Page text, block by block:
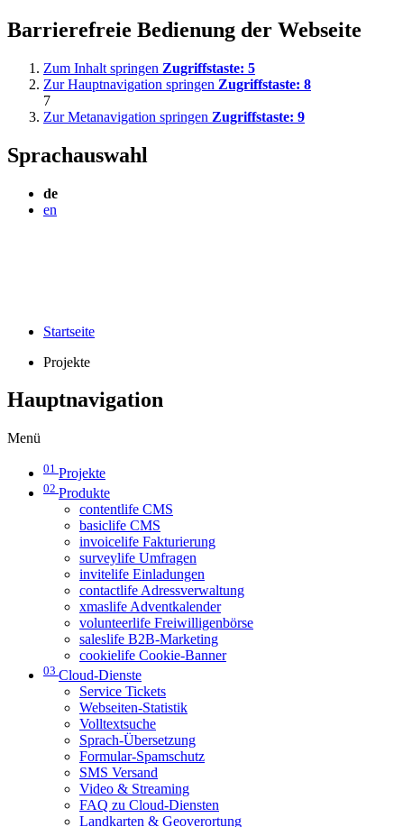
Barrierefreie Bedienung der Webseite
Zum Inhalt springen Zugriffstaste: 5
Zur Hauptnavigation springen Zugriffstaste: 8
7
Zur Metanavigation springen Zugriffstaste: 9
Sprachauswahl
de
en
Startseite
Projekte
Hauptnavigation
Menü
01 Projekte
02 Produkte
contentlife CMS
basiclife CMS
invoicelife Fakturierung
surveylife Umfragen
invitelife Einladungen
contactlife Adressverwaltung
xmaslife Adventkalender
volunteerlife Freiwilligenbörse
saleslife B2B-Marketing
cookielife Cookie-Banner
03 Cloud-Dienste
Service Tickets
Webseiten-Statistik
Volltextsuche
Sprach-Übersetzung
Formular-Spamschutz
SMS Versand
Video & Streaming
FAQ zu Cloud-Diensten
Landkarten & Geoverortung